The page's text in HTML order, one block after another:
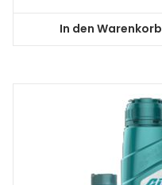
In den Warenkorb